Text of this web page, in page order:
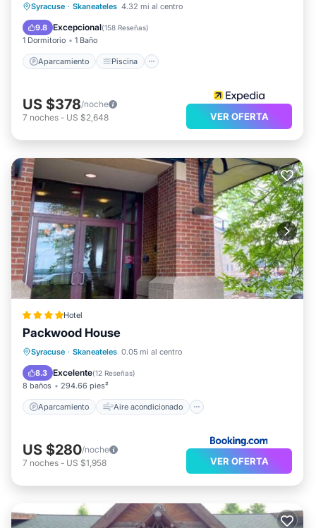
Syracuse · Skaneateles 4.32 mi al centro
9.8 Excepcional(158 Reseñas)
1 Dormitorio 1 Baño
Aparcamiento Piscina
Aparcamiento
Piscina
Balcón/Terraza
US $378/noche
7 noches - US $2,648 VER OFERTA
Hotel
Packwood House
Syracuse · Skaneateles 0.05 mi al centro
8.3 Excelente(12 Reseñas)
8 baños 294.66 pies²
Aparcamiento Aire acondicionado
Aparcamiento
Aire acondicionado
Internet
Apto para niños
US $280/noche
7 noches - US $1,958 VER OFERTA